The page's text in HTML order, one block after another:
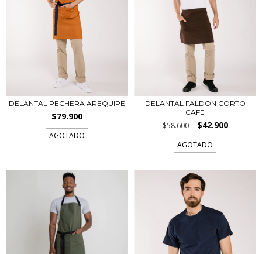
DELANTAL PECHERA AREQUIPE
$79.900
AGOTADO
DELANTAL FALDON CORTO
CAFE
$58.600 $42.900
AGOTADO